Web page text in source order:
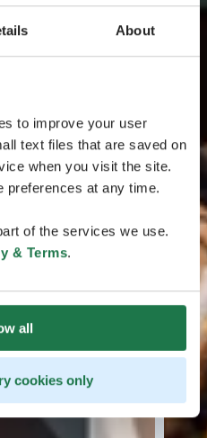
About
to improve your user
text files that are saved on
when you visit the site.
preferences at any time.
of the services we use.
& Terms.
all
cookies only